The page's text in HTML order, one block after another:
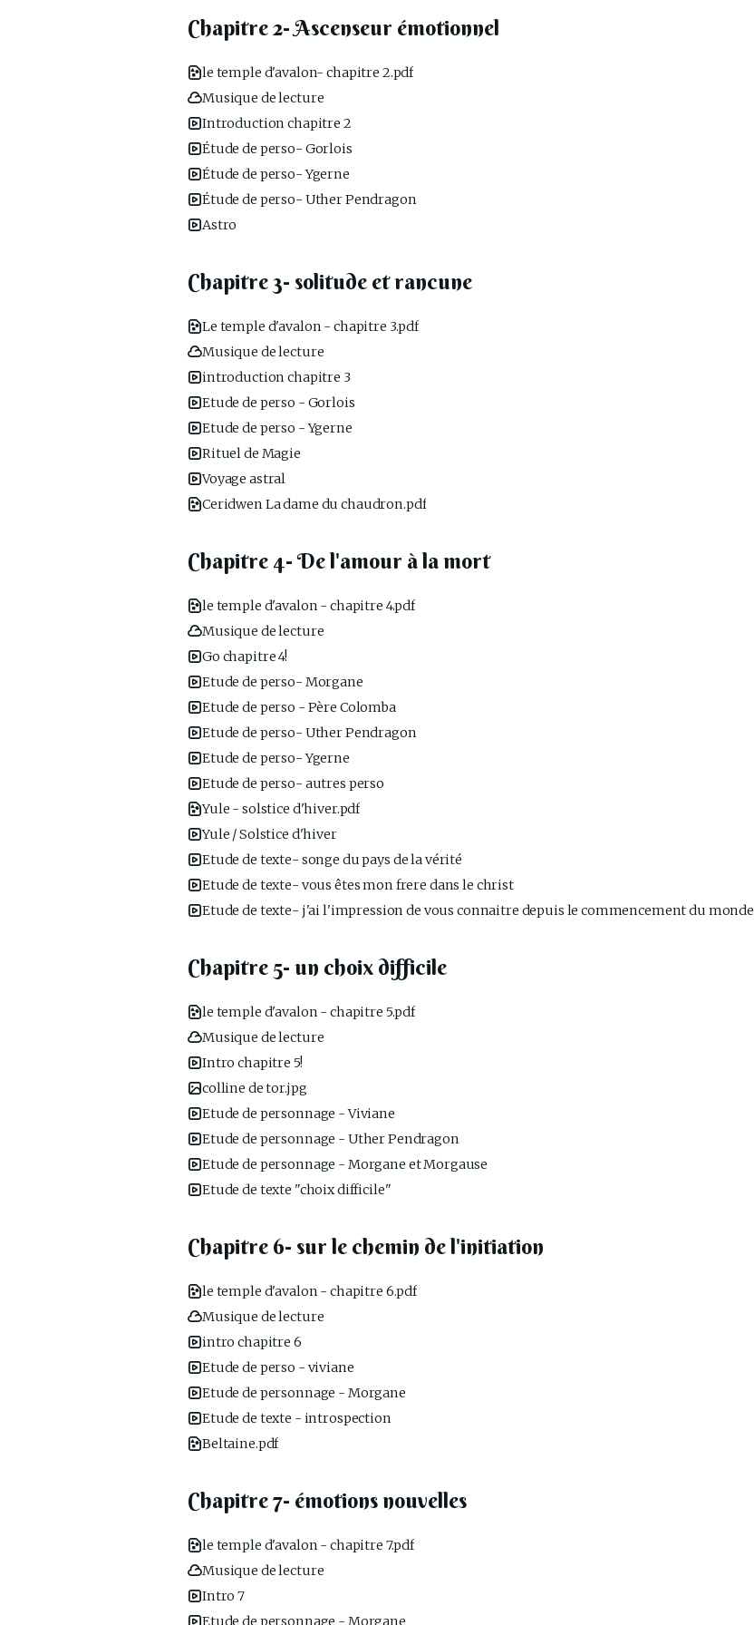
Chapitre 2- Ascenseur émotionnel
le temple d'avalon- chapitre 2.pdf
Musique de lecture
Introduction chapitre 2
Étude de perso- Gorlois
Étude de perso- Ygerne
Étude de perso- Uther Pendragon
Astro
Chapitre 3- solitude et rancune
Le temple d'avalon - chapitre 3.pdf
Musique de lecture
introduction chapitre 3
Etude de perso - Gorlois
Etude de perso - Ygerne
Rituel de Magie
Voyage astral
Ceridwen La dame du chaudron.pdf
Chapitre 4- De l'amour à la mort
le temple d'avalon - chapitre 4.pdf
Musique de lecture
Go chapitre 4!
Etude de perso- Morgane
Etude de perso - Père Colomba
Etude de perso- Uther Pendragon
Etude de perso- Ygerne
Etude de perso- autres perso
Yule - solstice d'hiver.pdf
Yule / Solstice d'hiver
Etude de texte- songe du pays de la vérité
Etude de texte- vous êtes mon frere dans le christ
Etude de texte- j'ai l'impression de vous connaitre depuis le commencement du monde
Chapitre 5- un choix difficile
le temple d'avalon - chapitre 5.pdf
Musique de lecture
Intro chapitre 5!
colline de tor.jpg
Etude de personnage - Viviane
Etude de personnage - Uther Pendragon
Etude de personnage - Morgane et Morgause
Etude de texte "choix difficile"
Chapitre 6- sur le chemin de l'initiation
le temple d'avalon - chapitre 6.pdf
Musique de lecture
intro chapitre 6
Etude de perso - viviane
Etude de personnage - Morgane
Etude de texte - introspection
Beltaine.pdf
Chapitre 7- émotions nouvelles
le temple d'avalon - chapitre 7.pdf
Musique de lecture
Intro 7
Etude de personnage - Morgane